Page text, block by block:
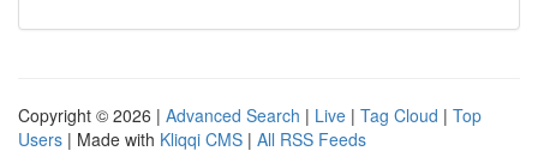
Copyright © 2026 | Advanced Search | Live | Tag Cloud | Top
Users | Made with Kliqqi CMS | All RSS Feeds